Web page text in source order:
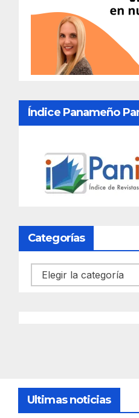
Índice Panameño
Categorías
Categorías
Ultimas noticias